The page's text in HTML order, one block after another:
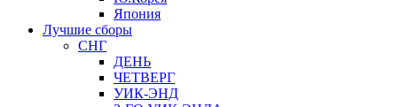
Япония
Лучшие сборы
СНГ
ДЕНЬ
ЧЕТВЕРГ
УИК-ЭНД